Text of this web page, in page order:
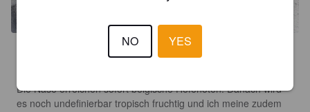
Die Nase erreichen sofort belgische Hefenoten. Danach wird
es noch undefinierbar tropisch fruchtig und ich meine zudem
NO YES